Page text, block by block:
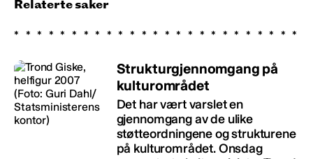
Relaterte saker
Strukturgjennomgang på
kulturområdet
Det har vært varslet en
gjennomgang av de ulike
støtteordningene og strukturene
på kulturområdet. Onsdag